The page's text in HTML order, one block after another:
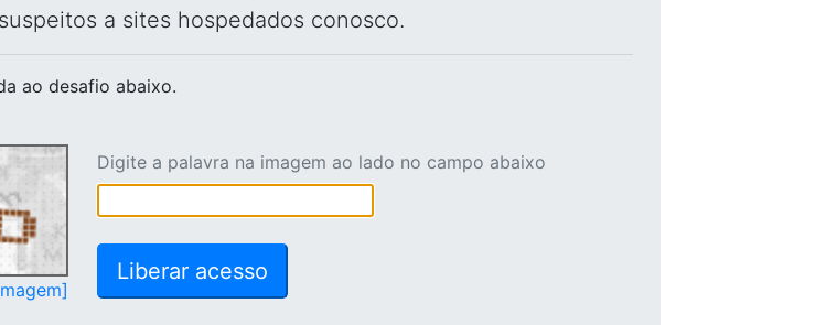
a sites hospedados conosco.
ao desafio abaixo.
Digite a palavra na imagem ao lado no campo abaixo